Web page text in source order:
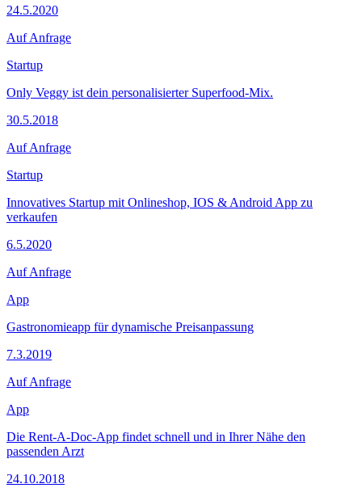
24.5.2020
Auf Anfrage
Startup
Only Veggy ist dein personalisierter Superfood-Mix.
30.5.2018
Auf Anfrage
Startup
Innovatives Startup mit Onlineshop, IOS & Android App zu
verkaufen
6.5.2020
Auf Anfrage
App
Gastronomieapp für dynamische Preisanpassung
7.3.2019
Auf Anfrage
App
Die Rent-A-Doc-App findet schnell und in Ihrer Nähe den
passenden Arzt
24.10.2018